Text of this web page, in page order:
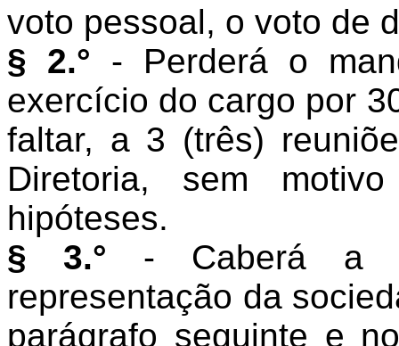
voto pessoal, o voto de
§ 2.° - Perderá o
exercício do cargo por
faltar, a 3 (três)
Diretoria, sem
hipóteses.
§ 3.° - Caberá a
representação da
parágrafo seguinte e